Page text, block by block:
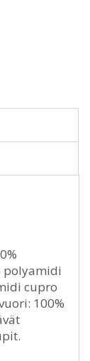
polyamidi
cupro
100%